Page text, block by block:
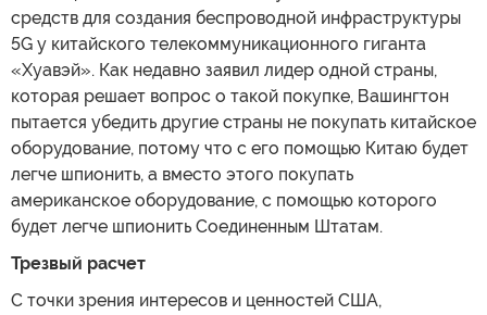
средств для создания беспроводной инфраструктуры
5G у китайского телекоммуникационного гиганта
«Хуавэй». Как недавно заявил лидер одной страны,
которая решает вопрос о такой покупке, Вашингтон
пытается убедить другие страны не покупать китайское
оборудование, потому что с его помощью Китаю будет
легче шпионить, а вместо этого покупать
американское оборудование, с помощью которого
будет легче шпионить Соединенным Штатам.
Трезвый расчет
С точки зрения интересов и ценностей США,